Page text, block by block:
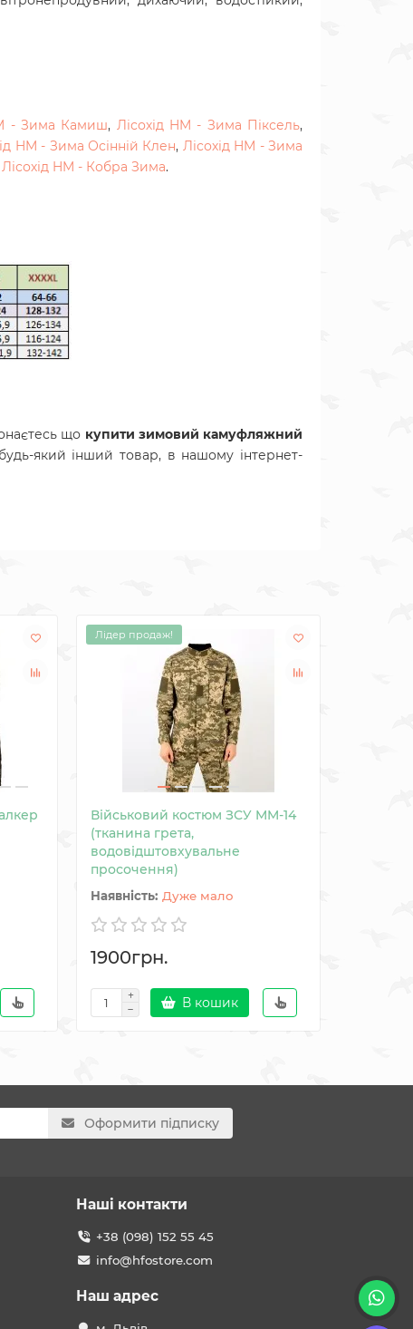
- Зима Камиш, Лісохід HM - Зима Піксель,
HM - Зима Осінній Клен, Лісохід HM - Зима
Лісохід HM - Кобра Зима.
що купити зимовий камуфляжний
який інший товар, в нашому інтернет-
Лідер продаж!
Військовий костюм ЗСУ MM-14
(тканина грета,
водовідштовхувальне
просочення)
Дуже мало
1900грн.
В кошик
Оформити підписку
Наші контакти
+38 (098) 152 55 45
info@hfostore.com
Наш адрес